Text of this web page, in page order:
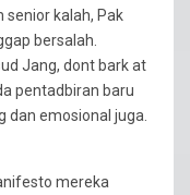
senior kalah, Pak
bersalah.
Jang, dont bark at
pentadbiran baru
dan emosional juga.
mereka